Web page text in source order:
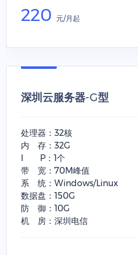
220 元/月起
深圳云服务器-G型
处理器：32核
内 存：32G
I P：1个
带 宽：70M峰值
系 统：Windows/Linux
数据盘：150G
防 御：10G
机 房：深圳电信